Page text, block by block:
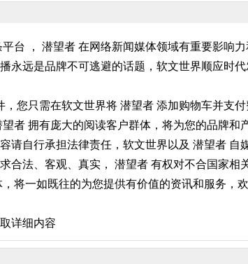
台 ， 潜望者 在网络新闻媒体领域有重要影响
永远是品牌不可逃避的话题，软文世界顺应时
您只需在软文世界将 潜望者 添加购物车并支
者 拥有庞大的阅读客户群体，将为您的品牌和
请自行承担法律责任，软文世界以及 潜望者
合法、客观、真实， 潜望者 有权对不合国家相
将一如既往的为您提供有价值的资讯和服务，
详细内容